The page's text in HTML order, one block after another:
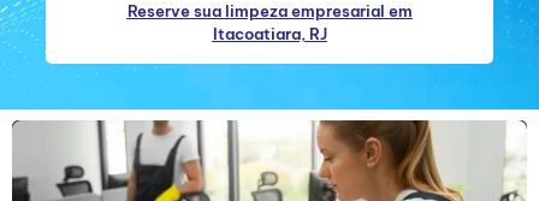
Reserve sua limpeza empresarial em
Itacoatiara, RJ